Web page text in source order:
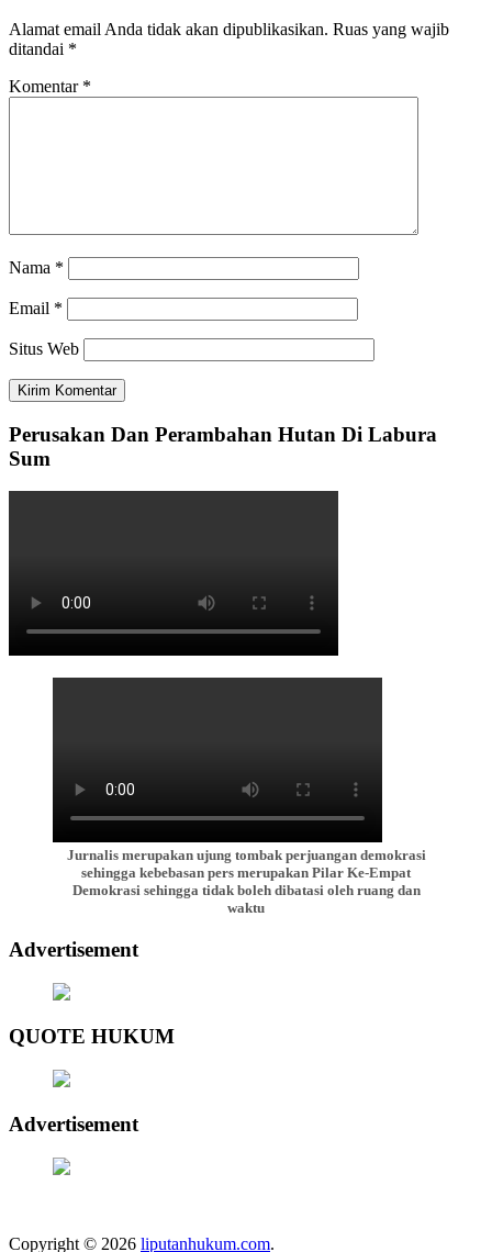
Alamat email Anda tidak akan dipublikasikan. Ruas yang wajib
ditandai *
Komentar *
Nama *
Email *
Situs Web
Perusakan Dan Perambahan Hutan Di Labura
Sum
Jurnalis merupakan ujung tombak perjuangan demokrasi
sehingga kebebasan pers merupakan Pilar Ke-Empat
Demokrasi sehingga tidak boleh dibatasi oleh ruang dan
waktu
Advertisement
QUOTE HUKUM
Advertisement
Copyright © 2026 liputanhukum.com.